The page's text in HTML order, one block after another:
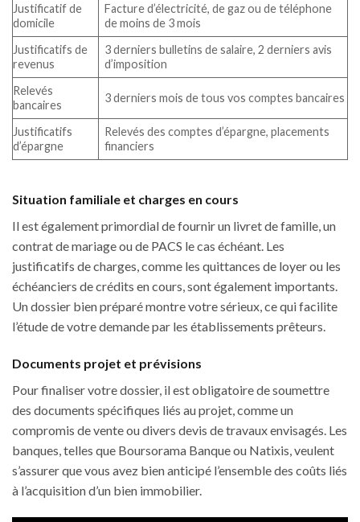
Justificatif de
domicile
Facture d’électricité, de gaz ou de téléphone
de moins de 3 mois
Justificatifs de
revenus
3 derniers bulletins de salaire, 2 derniers avis
d’imposition
Relevés
bancaires
3 derniers mois de tous vos comptes bancaires
Justificatifs
d’épargne
Relevés des comptes d’épargne, placements
financiers
Situation familiale et charges en cours
Il est également primordial de fournir un livret de famille, un
contrat de mariage ou de PACS le cas échéant. Les
justificatifs de charges, comme les quittances de loyer ou les
échéanciers de crédits en cours, sont également importants.
Un dossier bien préparé montre votre sérieux, ce qui facilite
l’étude de votre demande par les établissements prêteurs.
Documents projet et prévisions
Pour finaliser votre dossier, il est obligatoire de soumettre
des documents spécifiques liés au projet, comme un
compromis de vente ou divers devis de travaux envisagés. Les
banques, telles que Boursorama Banque ou Natixis, veulent
s’assurer que vous avez bien anticipé l’ensemble des coûts liés
à l’acquisition d’un bien immobilier.